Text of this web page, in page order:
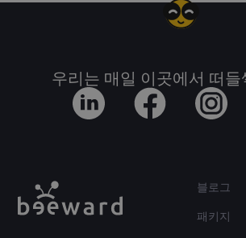
우리는 매일 이곳에서 떠들
블로그
패키지